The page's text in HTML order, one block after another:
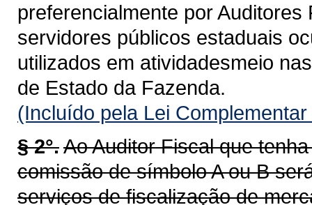
preferencialmente por
servidores públicos estaduais
utilizados em atividadesmeio
de Estado da Fazenda.
(Incluído pela Lei
§ 2°.Ao Auditor Fiscal que
comissão de símbolo A ou B
serviços de fiscalização de